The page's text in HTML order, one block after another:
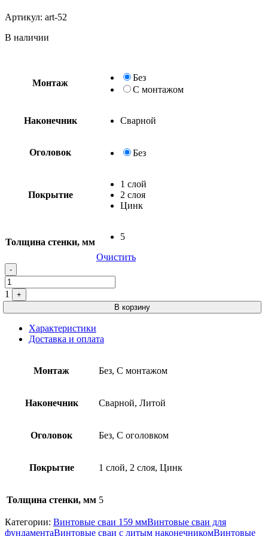
Артикул: art-52
В наличии
Монтаж
Без
С монтажом
Наконечник Сварной
Оголовок Без
Покрытие
1 слой
2 слоя
Цинк
Толщина стенки, мм
5
Очистить
Quantity
-
1
+
В корзину
Характеристики
Доставка и оплата
Монтаж Без, С монтажом
Наконечник Сварной, Литой
Оголовок Без, С оголовком
Покрытие 1 слой, 2 слоя, Цинк
Толщина стенки, мм 5
Категории: Винтовые сваи 159 ммВинтовые сваи для
фундаментаВинтовые сваи с литым наконечникомВинтовые